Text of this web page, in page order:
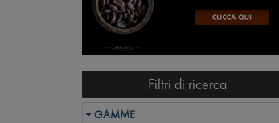
Filtri di ricerca
GAMME